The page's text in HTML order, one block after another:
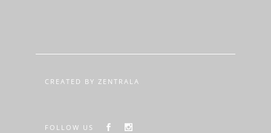
CREATED BY ZENTRALA
FOLLOW US